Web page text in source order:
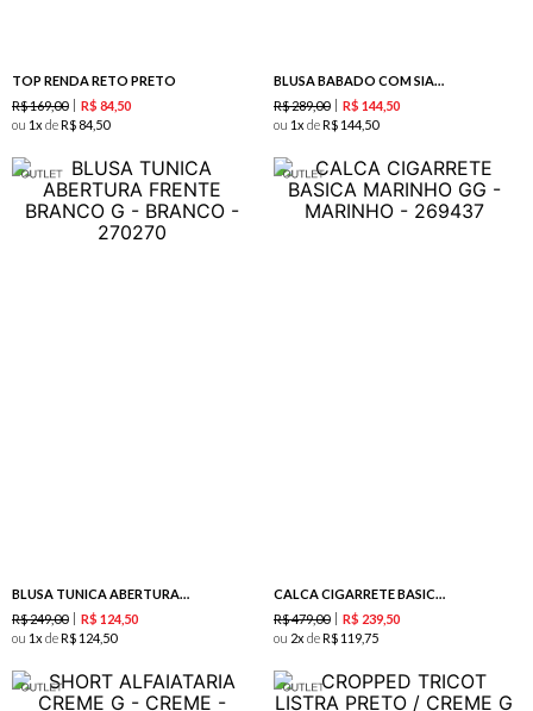
TOP RENDA RETO PRETO
R$169,00 R$ 84 50
ou 1 deR$ 84 50
BLUSA BABADO COM SIANINHA CORAL
R$289,00 R$ 144 50
ou 1 deR$ 144 50
BLUSA TUNICA ABERTURA FRENTE BRANCO
R$249,00 R$ 124 50
ou 1 deR$ 124 50
CALCA CIGARRETE BASICA MARINHO
R$479,00 R$ 239 50
ou 2 deR$ 11975